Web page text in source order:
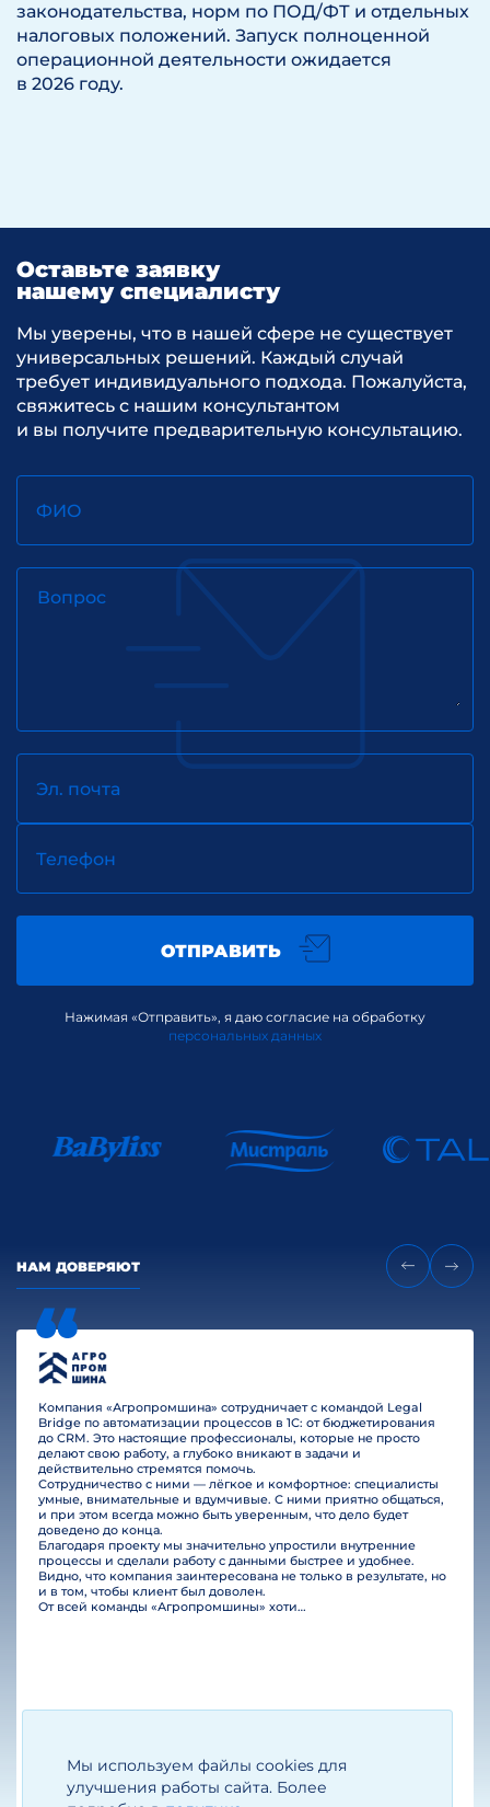
Мы используем файлы cookies для
улучшения работы сайта. Более
законодательства, норм по ПОД/ФТ и отдельных
налоговых положений. Запуск полноценной
операционной деятельности ожидается
в 2026 году.
Оставьте заявку
нашему специалисту
Мы уверены, что в нашей сфере не существует
универсальных решений. Каждый случай
требует индивидуального подхода. Пожалуйста,
свяжитесь с нашим консультантом
и вы получите предварительную консультацию.
ФИО
Вопрос
Эл. почта
Телефон
ОТПРАВИТЬ
Нажимая «Отправить», я даю согласие на обработку
персональных данных
НАМ ДОВЕРЯЮТ
Компания «Агропромшина» сотрудничает с командой Legal
Bridge по автоматизации процессов в 1С: от бюджетирования
до CRM. Это настоящие профессионалы, которые не просто
делают свою работу, а глубоко вникают в задачи и
действительно стремятся помочь.
Сотрудничество с ними — лёгкое и комфортное: специалисты
умные, внимательные и вдумчивые. С ними приятно общаться,
и при этом всегда можно быть уверенным, что дело будет
доведено до конца.
Благодаря проекту мы значительно упростили внутренние
процессы и сделали работу с данными быстрее и удобнее.
Видно, что компания заинтересована не только в результате, но
и в том, чтобы клиент был доволен.
От всей команды «Агропромшины» хотим поблагодарить специалистов Legal Bridge за отличную работу и человеческое отношение.…
Егизарян И.А.
Генеральный директор